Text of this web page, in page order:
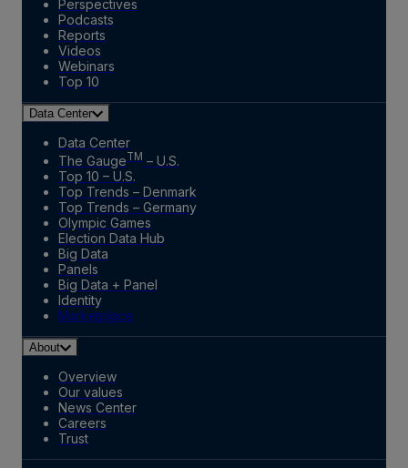
Perspectives
Podcasts
Reports
Videos
Webinars
Top 10
Data Center
Data Center
The GaugeTM – U.S.
Top 10 – U.S.
Top Trends – Denmark
Top Trends – Germany
Olympic Games
Election Data Hub
Big Data
Panels
Big Data + Panel
Identity
Marketplace
About
Overview
Our values
News Center
Careers
Trust